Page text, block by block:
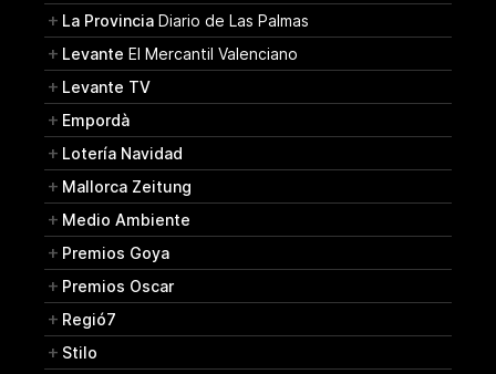
La Provincia Diario de Las Palmas
Levante El Mercantil Valenciano
Levante TV
Empordà
Lotería Navidad
Mallorca Zeitung
Medio Ambiente
Premios Goya
Premios Oscar
Regió7
Stilo